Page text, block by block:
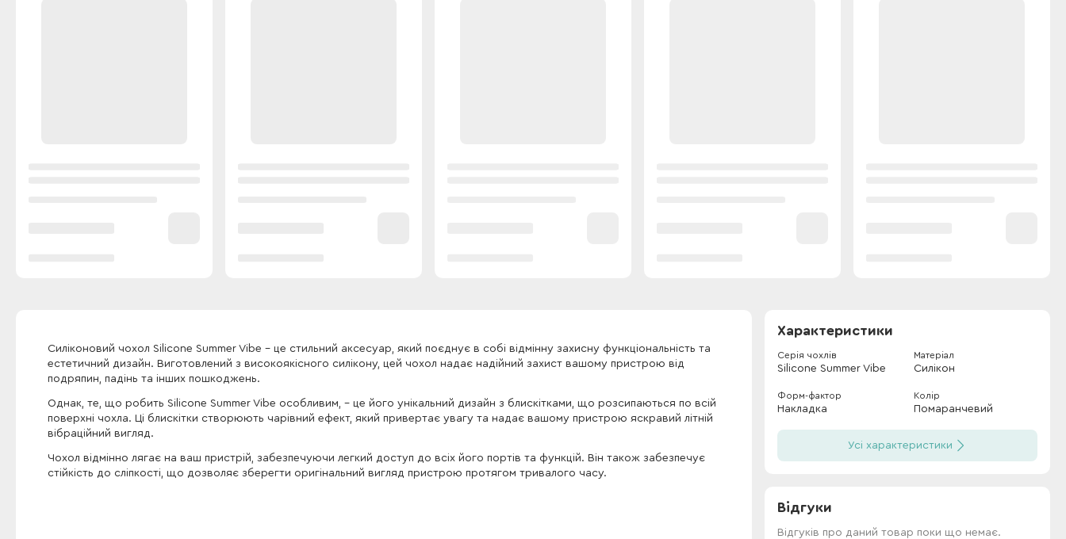
Силіконовий чохол Silicone Summer Vibe - це стильний аксесуар, який поєднує в собі відмінну захисну функціональність та
естетичний дизайн. Виготовлений з високоякісного силікону, цей чохол надає надійний захист вашому пристрою від
подряпин, падінь та інших пошкоджень.
Однак, те, що робить Silicone Summer Vibe особливим, - це його унікальний дизайн з блискітками, що розсипаються по всій
поверхні чохла. Ці блискітки створюють чарівний ефект, який привертає увагу та надає вашому пристрою яскравий літній
вібраційний вигляд.
Чохол відмінно лягає на ваш пристрій, забезпечуючи легкий доступ до всіх його портів та функцій. Він також забезпечує
стійкість до сліпкості, що дозволяє зберегти оригінальний вигляд пристрою протягом тривалого часу.
Характеристики
Серія чохлів
Silicone Summer Vibe
Матеріал
Силікон
Форм-фактор
Накладка
Колір
Помаранчевий
Усі характеристики
Відгуки
Відгуків про даний товар поки що немає.